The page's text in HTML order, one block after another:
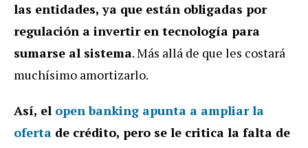
las entidades, ya que están obligadas por
regulación a invertir en tecnología para
sumarse al sistema. Más allá de que les costará
muchísimo amortizarlo.
Así, el open banking apunta a ampliar la
oferta de crédito, pero se le critica la falta de